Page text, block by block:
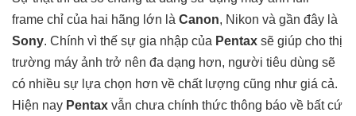
frame chỉ của hai hãng lớn là Canon, Nikon và gần đây là
Sony. Chính vì thế sự gia nhập của Pentax sẽ giúp cho thị
trường máy ảnh trở nên đa dạng hơn, người tiêu dùng sẽ
có nhiều sự lựa chọn hơn về chất lượng cũng như giá cả.
Hiện nay Pentax vẫn chưa chính thức thông báo về bất cứ